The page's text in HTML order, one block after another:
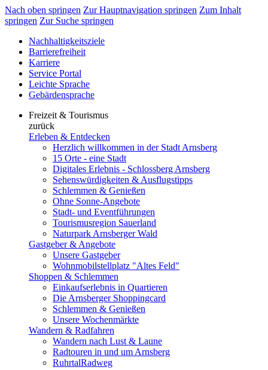
Nach oben springen Zur Hauptnavigation springen Zum Inhalt
springen Zur Suche springen
Nachhaltigkeitsziele
Barrierefreiheit
Karriere
Service Portal
Leichte Sprache
Gebärdensprache
Freizeit & Tourismus
zurück
Erleben & Entdecken
Herzlich willkommen in der Stadt Arnsberg
15 Orte - eine Stadt
Digitales Erlebnis - Schlossberg Arnsberg
Sehenswürdigkeiten & Ausflugstipps
Schlemmen & Genießen
Ohne Sonne-Angebote
Stadt- und Eventführungen
Tourismusregion Sauerland
Naturpark Arnsberger Wald
Gastgeber & Angebote
Unsere Gastgeber
Wohnmobilstellplatz "Altes Feld"
Shoppen & Schlemmen
Einkaufserlebnis in Quartieren
Die Arnsberger Shoppingcard
Schlemmen & Genießen
Unsere Wochenmärkte
Wandern & Radfahren
Wandern nach Lust & Laune
Radtouren in und um Arnsberg
RuhrtalRadweg